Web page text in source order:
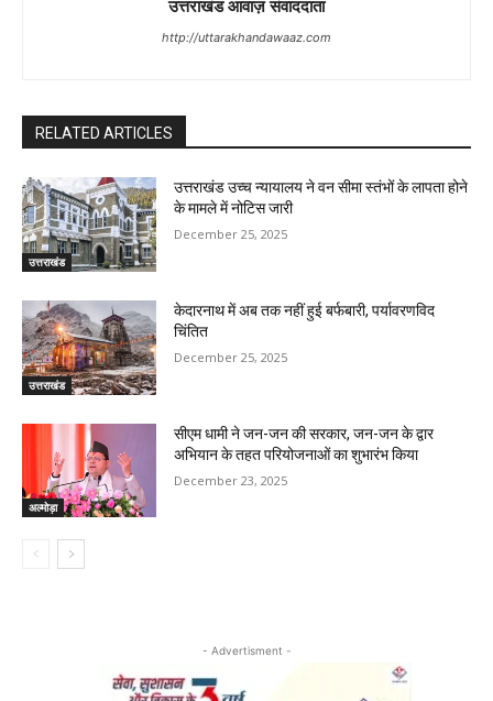
उत्तराखंड आवाज़ संवाददाता
http://uttarakhandawaaz.com
RELATED ARTICLES
उत्तराखंड
उत्तराखंड उच्च न्यायालय ने वन सीमा स्तंभों के लापता होने
के मामले में नोटिस जारी
December 25, 2025
उत्तराखंड
केदारनाथ में अब तक नहीं हुई बर्फबारी, पर्यावरणविद
चिंतित
December 25, 2025
अल्मोड़ा
सीएम धामी ने जन-जन की सरकार, जन-जन के द्वार
अभियान के तहत परियोजनाओं का शुभारंभ किया
December 23, 2025
- Advertisment -